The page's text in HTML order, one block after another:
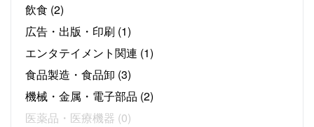
飲食 (2)
広告・出版・印刷 (1)
エンタテイメント関連 (1)
食品製造・食品卸 (3)
機械・金属・電子部品 (2)
医薬品・医療機器 (0)